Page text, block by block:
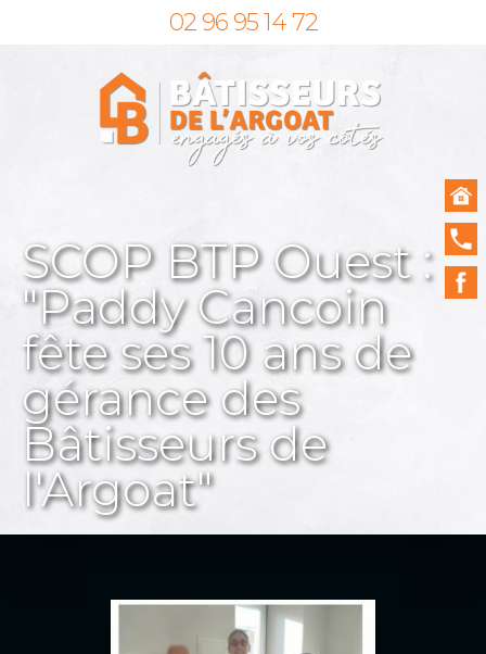
02 96 95 14 72
SCOP BTP Ouest :
"Paddy Cancoin
fête ses 10 ans de
gérance des
Bâtisseurs de
l'Argoat"